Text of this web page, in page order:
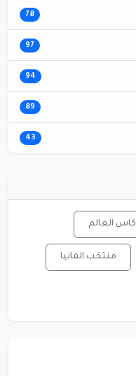
78
97
94
89
43
كاس العالم
منتخب المانيا